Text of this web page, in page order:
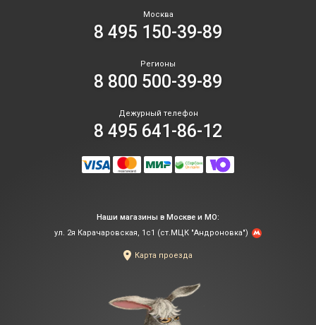
Москва
8 495 150-39-89
Регионы
8 800 500-39-89
Дежурный телефон
8 495 641-86-12
Наши магазины в Москве и МО:
ул. 2я Карачаровская, 1с1 (ст.МЦК "Андроновка")
Карта проезда